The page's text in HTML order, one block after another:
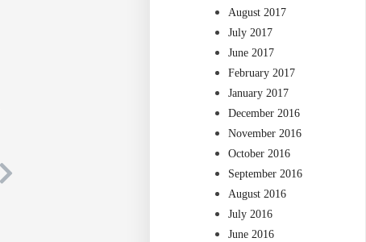
August 2017
July 2017
June 2017
February 2017
January 2017
December 2016
November 2016
October 2016
September 2016
August 2016
July 2016
June 2016